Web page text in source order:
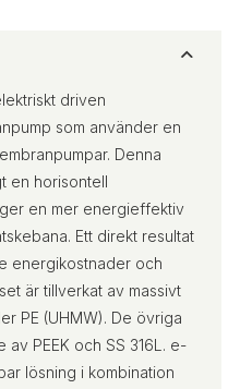
driven
som använder en
Denna
en horisontell
en mer energieffektiv
Ett direkt resultat
energikostnader och
är tillverkat av massivt
PE (UHMW). De övriga
PEEK och SS 316L. e-
lösning i kombination